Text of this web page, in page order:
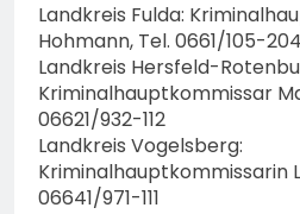
Landkreis Fulda:
Hohmann, Tel. 0661/105-
Landkreis Hersfeld-
Kriminalhauptkommissar
06621/932-112
Landkreis Vogelsberg:
Kriminalhauptkommissarin
06641/971-111